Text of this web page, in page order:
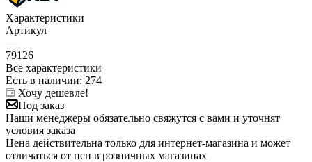
Характеристики
Артикул
—
79126
Все характеристики
Есть в наличии: 274
Хочу дешевле!
Под заказ
Наши менеджеры обязательно свяжутся с вами и уточнят
условия заказа
Цена действительна только для интернет-магазина и может
отличаться от цен в розничных магазинах